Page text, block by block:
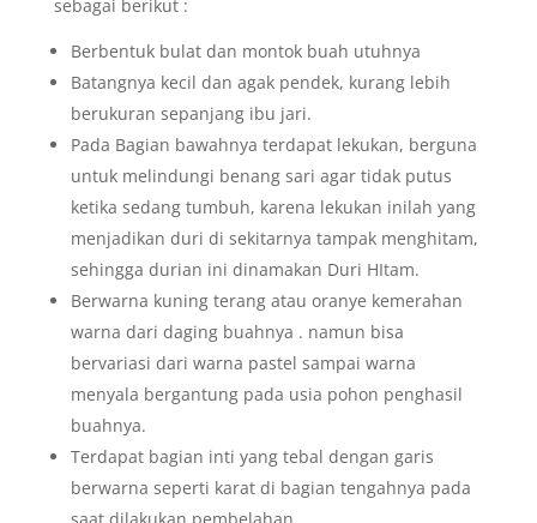
sebagai berikut :
Berbentuk bulat dan montok buah utuhnya
Batangnya kecil dan agak pendek, kurang lebih
berukuran sepanjang ibu jari.
Pada Bagian bawahnya terdapat lekukan, berguna
untuk melindungi benang sari agar tidak putus
ketika sedang tumbuh, karena lekukan inilah yang
menjadikan duri di sekitarnya tampak menghitam,
sehingga durian ini dinamakan Duri HItam.
Berwarna kuning terang atau oranye kemerahan
warna dari daging buahnya . namun bisa
bervariasi dari warna pastel sampai warna
menyala bergantung pada usia pohon penghasil
buahnya.
Terdapat bagian inti yang tebal dengan garis
berwarna seperti karat di bagian tengahnya pada